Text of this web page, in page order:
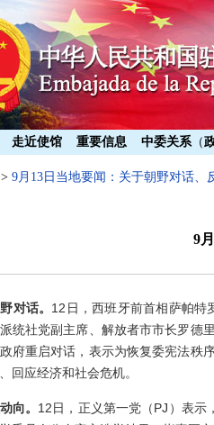
走近使馆 重要信息 中委关系（
> 9月13日当地要闻：关于朝野对话、
9
对话。 12日，西班牙前首相萨帕特
统社党副主席、解放者市市长罗德
府重启对话，表示为恢复委宪法秩
回应经济和社会危机。
向。 12日，正义第一党（PJ）表示